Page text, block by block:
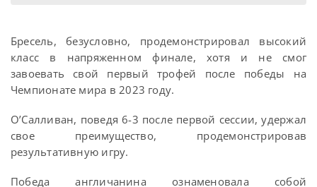
Бресель, безусловно, продемонстрировал высокий
класс в напряженном финале, хотя и не смог
завоевать свой первый трофей после победы на
Чемпионате мира в 2023 году.
О’Салливан, поведя 6-3 после первой сессии, удержал
свое преимущество, продемонстрировав
результативную игру.
Победа англичанина ознаменовала собой